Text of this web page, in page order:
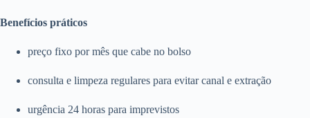
Benefícios práticos
preço fixo por mês que cabe no bolso
consulta e limpeza regulares para evitar canal e extração
urgência 24 horas para imprevistos